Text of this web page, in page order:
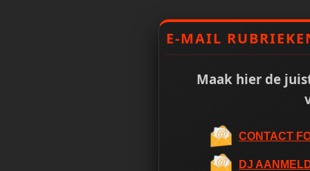
E-MAIL
Maak hier de
CONTACT
DJ